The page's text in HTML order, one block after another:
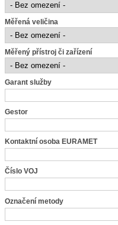
Měřená veličina
Měřený přístroj či zařízení
Garant služby
Gestor
Kontaktní osoba EURAMET
Číslo VOJ
Označení metody